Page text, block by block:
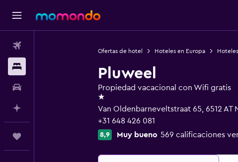
Ofertas de hotel Hoteles en Europa
Pluweel
Propiedad vacacional con Wifi gratis
1 estrella
Van Oldenbarneveltstraat 65, 6512 AT
+31 648 426 081
8,9 Muy bueno 569 calificaciones